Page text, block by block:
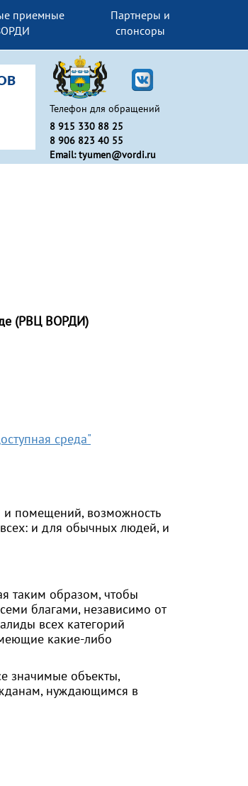
приемные
Партнеры и
спонсоры
Телефон для обращений
8 915 330 88 25
8 906 823 40 55
Email: tyumen@vordi.ru
(РВЦ ВОРДИ)
среда"
и помещений, возможность
и для обычных людей, и
таким образом, чтобы
благами, независимо от
всех категорий
какие-либо
значимые объекты,
нуждающимся в